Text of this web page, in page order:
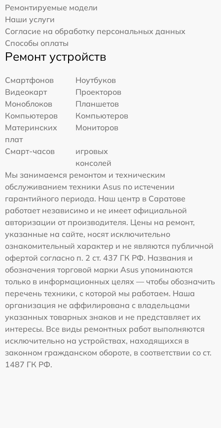
Ремонтируемые модели
Наши услуги
Согласие на обработку персональных данных
Способы оплаты
Ремонт устройств
Смартфонов
Ноутбуков
Видеокарт
Проекторов
Моноблоков
Планшетов
Компьютеров
Компьютеров
Материнских
плат
Мониторов
Смарт-часов
игровых
консолей
Мы занимаемся ремонтом и техническим
обслуживанием техники Asus по истечении
гарантийного периода. Наш центр в Саратове
работает независимо и не имеет официальной
авторизации от производителя. Цены на ремонт,
указанные на сайте, носят исключительно
ознакомительный характер и не являются публичной
офертой согласно п. 2 ст. 437 ГК РФ. Названия и
обозначения торговой марки Asus упоминаются
только в информационных целях — чтобы обозначить
перечень техники, с которой мы работаем. Наша
организация не аффилирована с владельцами
указанных товарных знаков и не представляет их
интересы. Все виды ремонтных работ выполняются
исключительно на устройствах, находящихся в
законном гражданском обороте, в соответствии со ст.
1487 ГК РФ.